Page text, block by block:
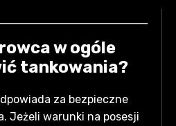
w ogóle
tankowania?
za bezpieczne
Jeżeli warunki na posesji